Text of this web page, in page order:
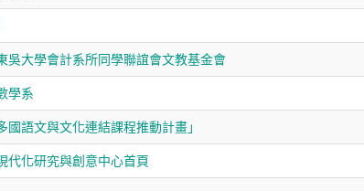
吳大學會計系所同學聯誼會文教基金會
學系
國語文與文化連結課程推動計畫」
代化研究與創意中心首頁